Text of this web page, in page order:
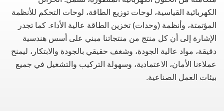
الكهربائية القياسية، لوحات توزيع الطاقة، لوحات التحكم للأنظمة
المؤتمتة، وأنظمة (وحدات) تخزين الطاقة عالية الأداء. كما تجدر
الإشارة إلى أن كل منتج من منتجاتنا مبني على أسس هندسية
دقيقة، مواد عالية الجودة، وشغف حقيقي بالجودة والابتكار، ليمنح
عملاءنا الأمان، الاعتمادية، وسهولة التركيب والتشغيل في جميع
بيئات العمل الصناعية.